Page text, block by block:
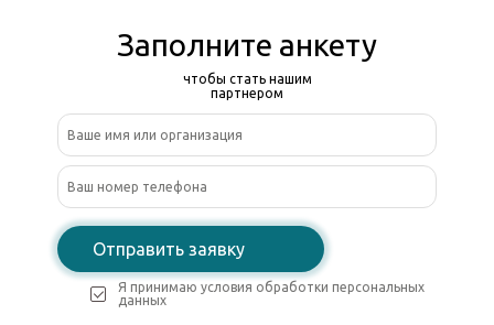
Заполните анкету
чтобы стать нашим
партнером
Отправить заявку
Я принимаю условия обработки персональных
данных